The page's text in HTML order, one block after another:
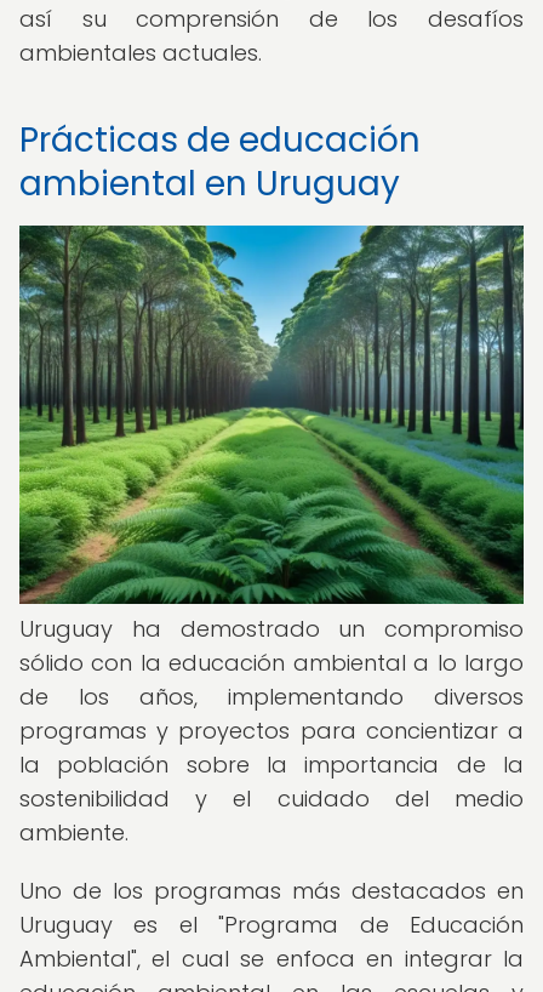
así su comprensión de los desafíos
ambientales actuales.
Prácticas de educación
ambiental en Uruguay
Uruguay ha demostrado un compromiso
sólido con la educación ambiental a lo largo
de los años, implementando diversos
programas y proyectos para concientizar a
la población sobre la importancia de la
sostenibilidad y el cuidado del medio
ambiente.
Uno de los programas más destacados en
Uruguay es el "Programa de Educación
Ambiental", el cual se enfoca en integrar la